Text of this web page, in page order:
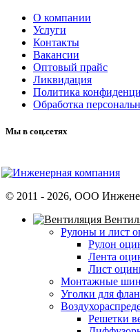
О компании
Услуги
Контакты
Вакансии
Оптовый прайс
Ликвидация
Политика
Обработка
Мы в соц.сетях
© 2011 - 2026, ООО
Рулоны и лист
Рулон
Лента
Лист
Монтажные
Уголки для
Решетки